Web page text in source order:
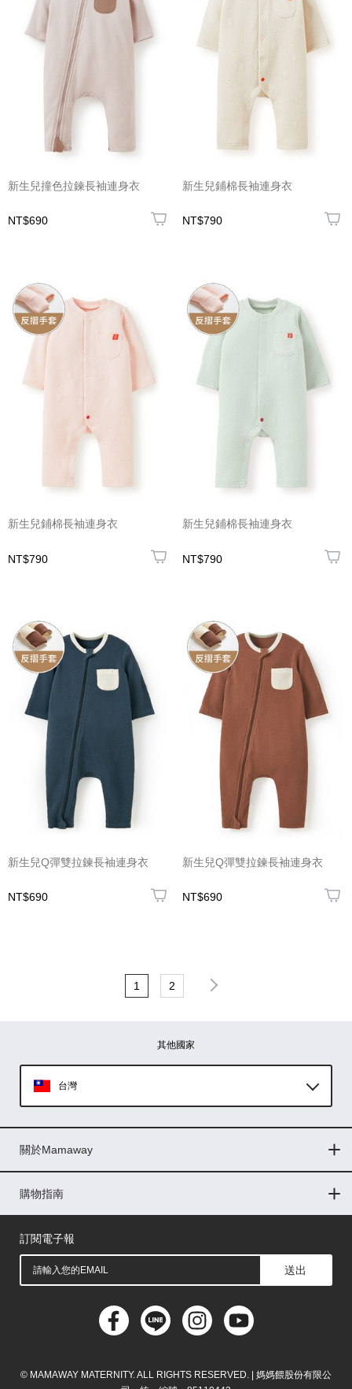
新生兒撞色拉鍊長袖連身衣
NT$690
新生兒鋪棉長袖連身衣
NT$790
新生兒鋪棉長袖連身衣
NT$790
新生兒鋪棉長袖連身衣
NT$790
新生兒Q彈雙拉鍊長袖連身衣
NT$690
新生兒Q彈雙拉鍊長袖連身衣
NT$690
1 2
其他國家
台灣
印尼
菲律賓
馬來西亞
關於Mamaway
門市據點
最新消息
品牌故事
人力招募
媒體花絮
隱私權聲明
CSR企業社會責任
購物指南
購物常見問題
退換貨問題
儲值金使用條款
購買儲值金
發票問題
會員權益
線上留言
吸乳器-免費體驗
訂閱電子報
送出
© MAMAWAY MATERNITY. ALL RIGHTS RESERVED. | 媽媽餵股份有限公